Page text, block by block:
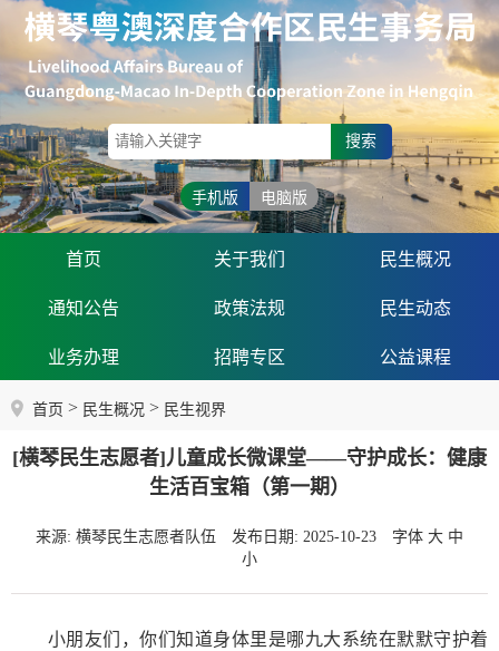
搜索
手机版 电脑版
首页 关于我们 民生概况
通知公告 政策法规 民生动态
业务办理 招聘专区 公益课程
首页 > 民生概况 > 民生视界
[横琴民生志愿者]儿童成长微课堂——守护成长：健康
生活百宝箱（第一期）
来源: 横琴民生志愿者队伍 发布日期: 2025-10-23 字体 大 中
小
小朋友们，你们知道身体里是哪九大系统在默默守护着